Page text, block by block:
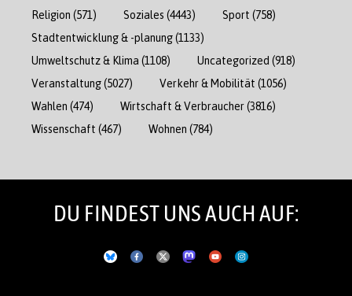
Religion (571) Soziales (4443) Sport (758)
Stadtentwicklung & -planung(1133)
Umweltschutz & Klima (1108) Uncategorized (918)
Veranstaltung(5027) Verkehr & Mobilität (1056)
Wahlen (474) Wirtschaft & Verbraucher(3816)
Wissenschaft (467) Wohnen (784)
DU FINDEST UNS AUCH AUF: